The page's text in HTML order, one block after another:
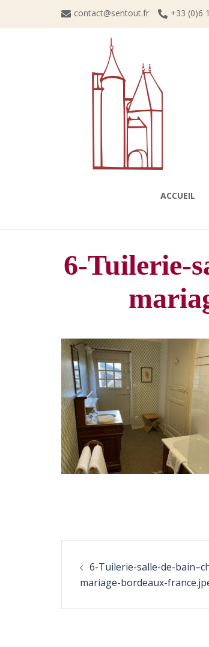
contact@sentout.fr +33 (0)6
ACCUEIL
6-Tuilerie-
navigation
6-Tuilerie-salle-de-
mariage-bordeaux-